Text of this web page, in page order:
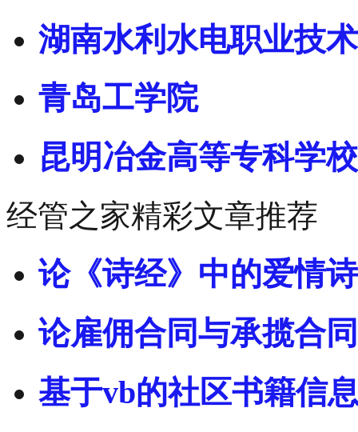
湖南水利水电职业技
青岛工学院
昆明冶金高等专科学校
经管之家精彩文章推荐
论《诗经》中的爱情
论雇佣合同与承揽合
基于vb的社区书籍信